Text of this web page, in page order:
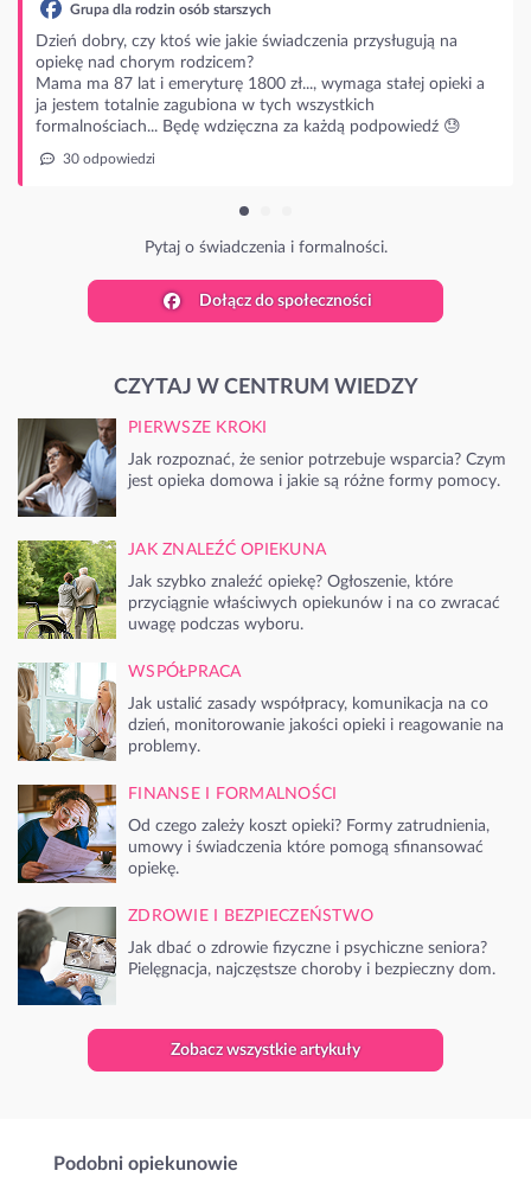
przysługują na
wymaga stałej opieki a
każdą podpowiedź 😓
Dołącz do społeczności
CZYTAJ W CENTRUM WIEDZY
PIERWSZE KROKI
Jak rozpoznać, że senior potrzebuje wsparcia? Czym
jest opieka domowa i jakie są różne formy pomocy.
JAK ZNALEŹĆ OPIEKUNA
Jak szybko znaleźć opiekę? Ogłoszenie, które
przyciągnie właściwych opiekunów i na co zwracać
uwagę podczas wyboru.
WSPÓŁPRACA
Jak ustalić zasady współpracy, komunikacja na co
dzień, monitorowanie jakości opieki i reagowanie na
problemy.
FINANSE I FORMALNOŚCI
Od czego zależy koszt opieki? Formy zatrudnienia,
umowy i świadczenia które pomogą sfinansować
opiekę.
ZDROWIE I BEZPIECZEŃSTWO
Jak dbać o zdrowie fizyczne i psychiczne seniora?
Pielęgnacja, najczęstsze choroby i bezpieczny dom.
Zobacz wszystkie artykuły
Podobni opiekunowie